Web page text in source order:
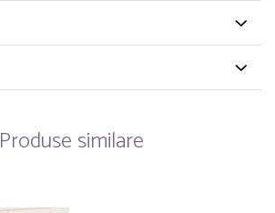
Produse similare